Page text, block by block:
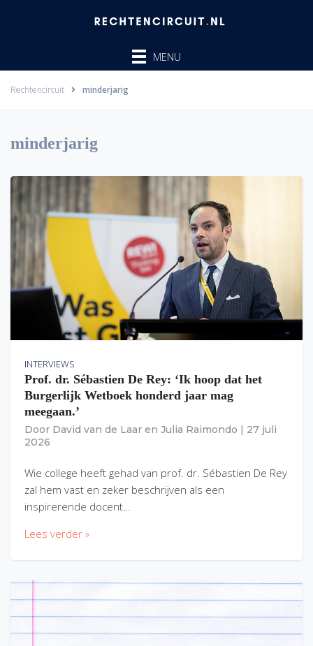
MENU
Rechtencircuit minderjarig
minderjarig
INTERVIEWS
Prof. dr. Sébastien De Rey: ‘Ik hoop dat het
Burgerlijk Wetboek honderd jaar mag
meegaan.’
Door David van de Laar en Julia Raimondo
27 juli
2026
Wie college heeft gehad van prof. dr. Sébastien De Rey
zal hem vast en zeker beschrijven als een
inspirerende docent…
Lees verder »